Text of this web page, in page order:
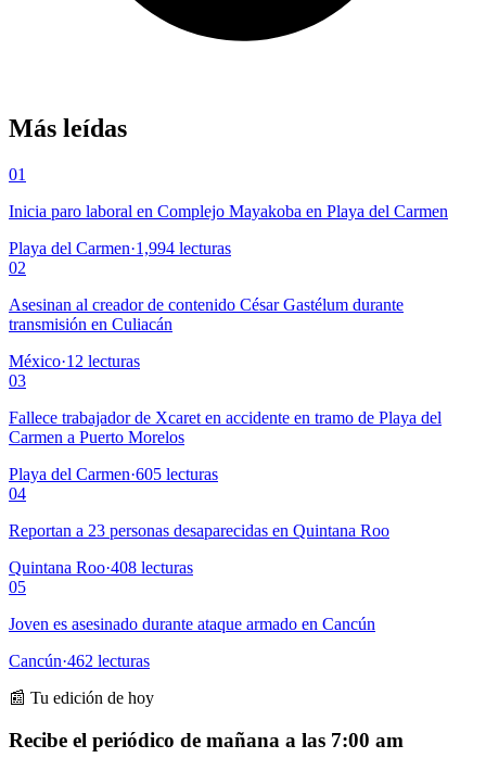
Más leídas
01
Inicia paro laboral en Complejo Mayakoba en Playa del Carmen
Playa del Carmen·1,994 lecturas
02
Asesinan al creador de contenido César Gastélum durante
transmisión en Culiacán
México·12 lecturas
03
Fallece trabajador de Xcaret en accidente en tramo de Playa del
Carmen a Puerto Morelos
Playa del Carmen·605 lecturas
04
Reportan a 23 personas desaparecidas en Quintana Roo
Quintana Roo·408 lecturas
05
Joven es asesinado durante ataque armado en Cancún
Cancún·462 lecturas
📰 Tu edición de hoy
Recibe el periódico de mañana a las 7:00 am